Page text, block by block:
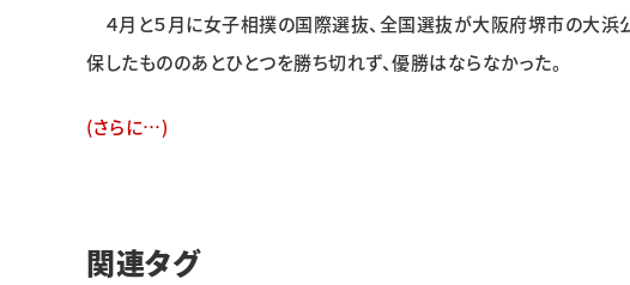
４月と５月に女子相撲の国際選抜、全国選抜が大阪府堺市の大
保したもののあとひとつを勝ち切れず、優勝はならなかった。
(さらに…)
関連タグ